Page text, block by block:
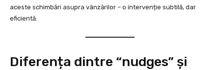
aceste schimbări asupra vânzărilor – o intervenție subtilă, dar
eficientă.
Diferența dintre “nudges” și